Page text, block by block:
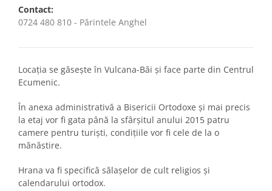
Contact:
0724 480 810 - Părintele Anghel
Locația se găsește în Vulcana-Băi și face parte din Centrul
Ecumenic.
În anexa administrativă a Bisericii Ortodoxe și mai precis
la etaj vor fi gata până la sfârșitul anului 2015 patru
camere pentru turiști, condițiile vor fi cele de la o
mănăstire.
Hrana va fi specifică sălașelor de cult religios și
calendarului ortodox.